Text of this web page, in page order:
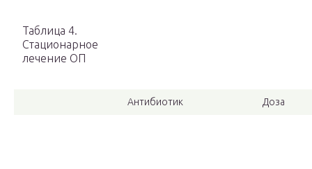
Таблица 4.
Стационарное
лечение ОП
Антибиотик Доза